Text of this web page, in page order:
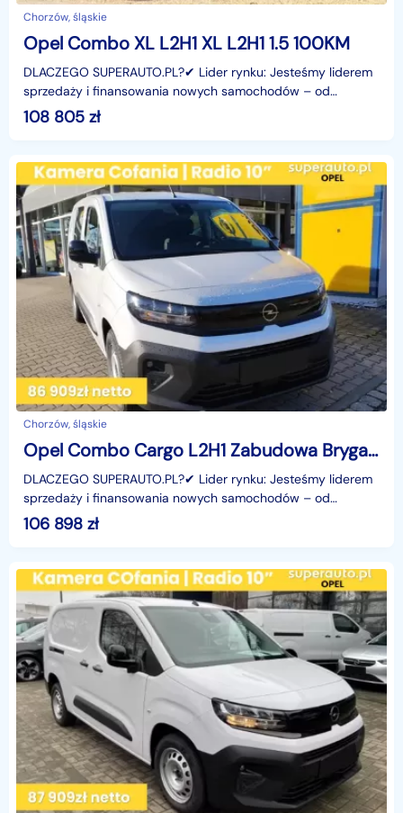
Chorzów, śląskie
Opel Combo XL L2H1 XL L2H1 1.5 100KM
DLACZEGO SUPERAUTO.PL?✔ Lider rynku: Jesteśmy liderem
sprzedaży i finansowania nowych samochodów – od
osobowych, przez dostawcze, po segment premium.✔
Zaufanie
108 805 zł
Chorzów, śląskie
Opel Combo Cargo L2H1 Zabudowa Brygadowa Cargo L2H1 Zabudowa Brygadowa 1.5 102K
DLACZEGO SUPERAUTO.PL?✔ Lider rynku: Jesteśmy liderem
sprzedaży i finansowania nowych samochodów – od
osobowych, przez dostawcze, po segment premium.✔
Zaufanie
106 898 zł